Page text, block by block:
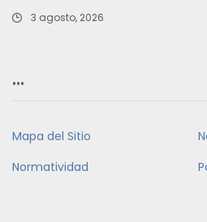
3 agosto, 2026
…
Mapa del Sitio
Normatividad